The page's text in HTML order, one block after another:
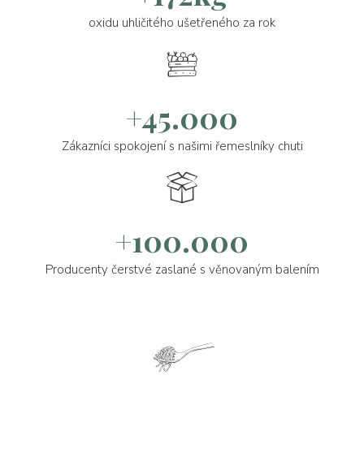
oxidu uhličitého ušetřeného za rok
+45.000
Zákazníci spokojení s našimi řemeslníky chuti
+100.000
Producenty čerstvé zaslané s věnovaným balením